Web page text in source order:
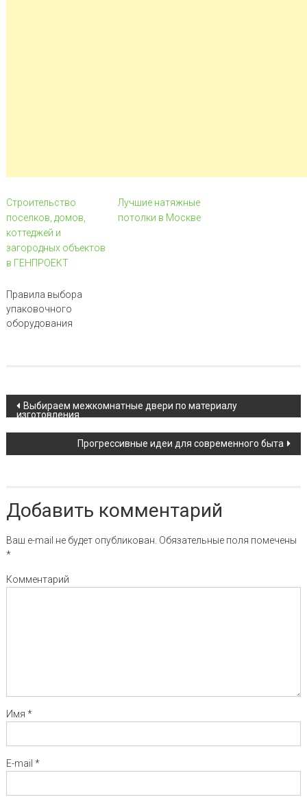
Строительство
поселков, домов,
коттеджей и
загородных объектов
в ГЕНПРОЕКТ
Лучшие натяжные
потолки в Москве
Правила выбора
упаковочного
оборудования
Навигация по записи
Выбираем межкомнатные двери по материалу
изготовления
Прогрессивные идеи для современного быта
Добавить комментарий
Ваш e-mail не будет опубликован. Обязательные поля помечены
*
Комментарий
Имя *
E-mail *